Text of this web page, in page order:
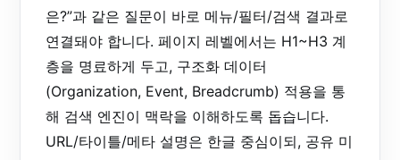
은?”과 같은 질문이 바로 메뉴/필터/검색 결과로
연결돼야 합니다. 페이지 레벨에서는 H1~H3 계
층을 명료하게 두고, 구조화 데이터
(Organization, Event, Breadcrumb) 적용을 통
해 검색 엔진이 맥락을 이해하도록 돕습니다.
URL/타이틀/메타 설명은 한글 중심이되, 공유 미